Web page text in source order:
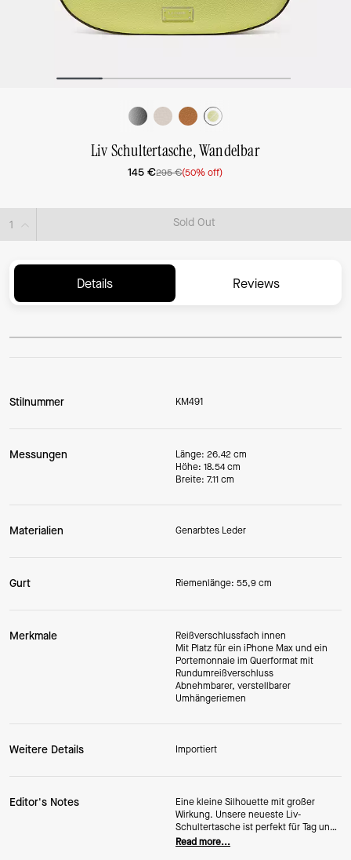
Liv Schultertasche, Wandelbar
145 €295 €(50% off)
Sold Out
Details Reviews
Stilnummer KM491
Messungen
Länge: 26.42 cm
Höhe: 18.54 cm
Breite: 7.11 cm
Materialien Genarbtes Leder
Gurt Riemenlänge: 55,9 cm
Merkmale
Reißverschlussfach innen
Mit Platz für ein iPhone Max und ein
Portemonnaie im Querformat mit
Rundumreißverschluss
Abnehmbarer, verstellbarer
Umhängeriemen
Weitere Details Importiert
Editor's Notes
Eine kleine Silhouette mit großer
Wirkung. Unsere neueste Liv-
Schultertasche ist perfekt für Tag und
Nacht – oder beides. Sie besteht aus
Read more...